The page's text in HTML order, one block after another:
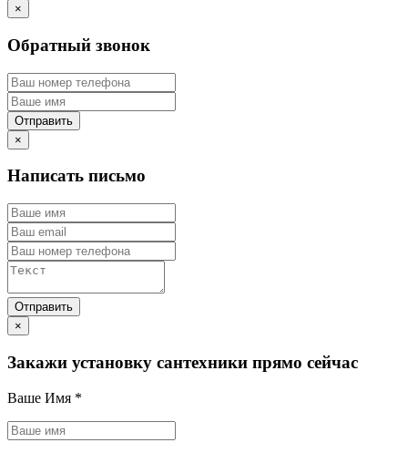
×
Обратный звонок
×
Написать письмо
×
Закажи установку сантехники прямо сейчас
Ваше Имя *